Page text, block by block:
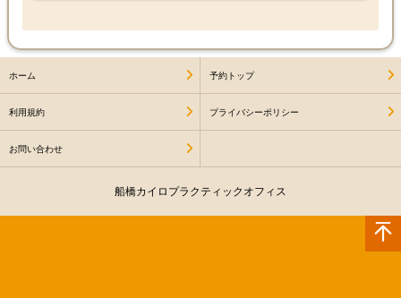
ホーム 予約トップ
利用規約 プライバシーポリシー
お問い合わせ
船橋カイロプラクティックオフィス